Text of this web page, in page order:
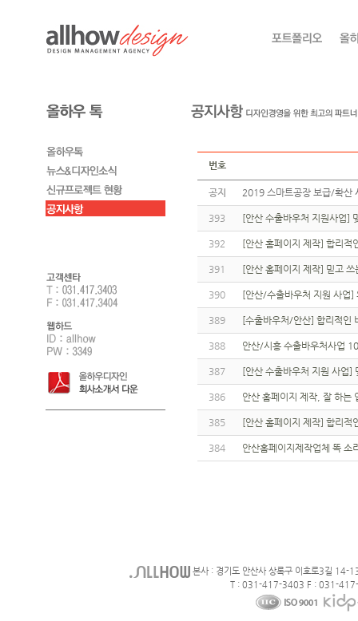
번호
공지 2019 스마트공장 보급/확
393 [안산 수출바우처 지원사업]
392 [안산 홈페이지 제작] 합리적
391 [안산 홈페이지 제작] 믿고
390 [안산/수출바우처 지원 사업]
389 [수출바우처/안산] 합리적인
388 안산/시흥 수출바우처사업
387 [안산 수출바우처 지원 사업]
386 안산 홈페이지 제작, 잘 하는
385 [안산 홈페이지 제작] 합리적
384 안산홈페이지제작업체 똑 소
본사 : 경기도 안산사 상록구 이호로3길 14-
T : 031-417-3403 F : 031-